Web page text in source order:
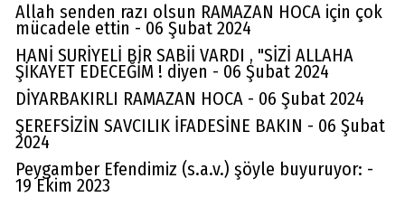
Allah senden razı olsun RAMAZAN HOCA için çok
mücadele ettin - 06 Şubat 2024
HANİ SURİYELİ BİR SABİİ VARDI , "SİZİ ALLAHA
ŞİKAYET EDECEĞİM ! diyen - 06 Şubat 2024
DİYARBAKIRLI RAMAZAN HOCA - 06 Şubat 2024
ŞEREFSİZİN SAVCILIK İFADESİNE BAKIN - 06 Şubat
2024
Peygamber Efendimiz (s.a.v.) şöyle buyuruyor: -
19 Ekim 2023